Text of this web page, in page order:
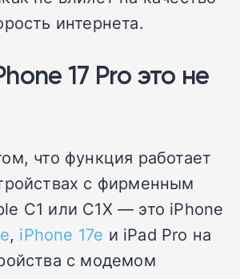
интернета.
17 Pro это не
что функция работает
с фирменным
C1 или C1X — это iPhone
, iPhone 17e и iPad Pro на
с модемом